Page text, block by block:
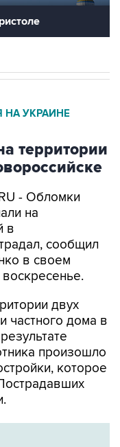
НА УКРАИНЕ
территории
- Обломки
на
в
сообщил
в своем
двух
частного дома в
произошло
которое